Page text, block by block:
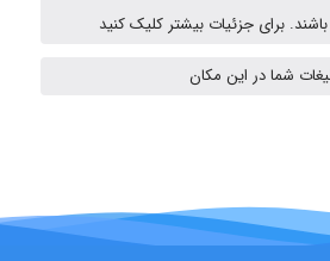
برای جزئیات بیشتر کلیک کنید
شما در این مکان